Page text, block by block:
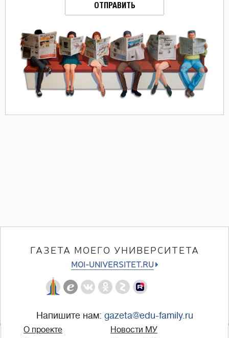
ОТПРАВИТЬ
ГАЗЕТА МОЕГО УНИВЕРСИТЕТА
MOI-UNIVERSITET.RU
Напишите нам: gazeta@edu-family.ru
О проекте
Новости МУ